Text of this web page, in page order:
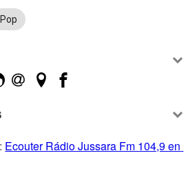
Pop
Ecouter Rádio Jussara Fm 104,9 en